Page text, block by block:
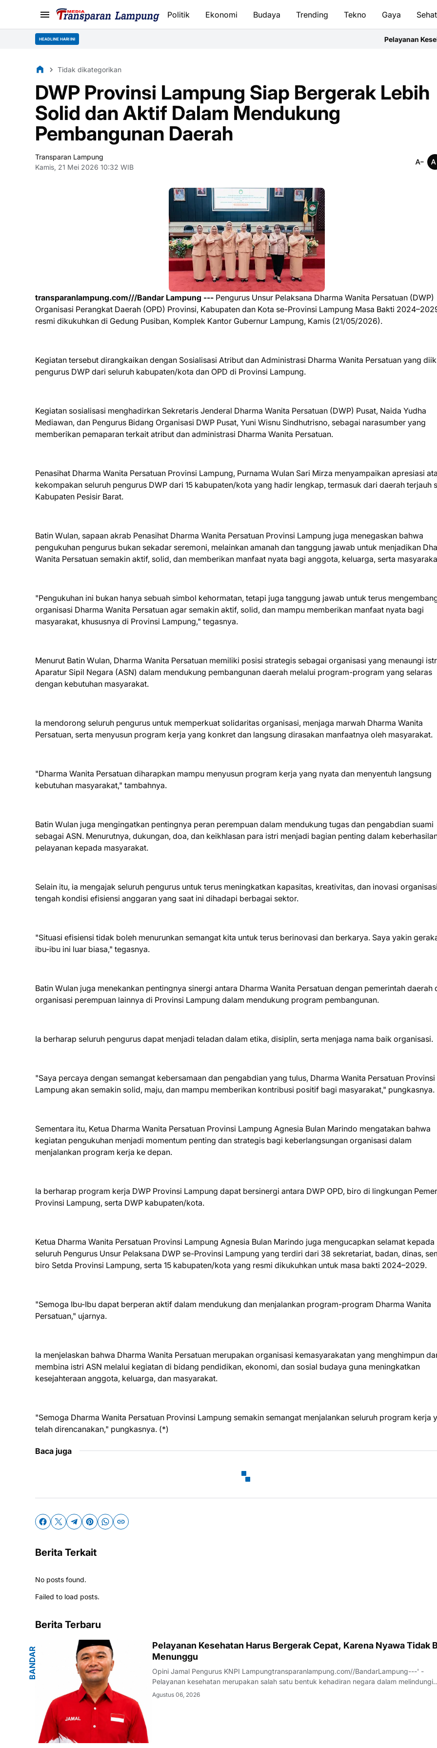
Politik Ekonomi Budaya Trending Tekno Gaya Sehat
HEADLINE HARI INI Pelayanan Kesehatan Harus
Tidak dikategorikan
DWP Provinsi Lampung Siap Bergerak Lebih
Solid dan Aktif Dalam Mendukung
Pembangunan Daerah
Transparan Lampung
Kamis, 21 Mei 2026 10:32 WIB
transparanlampung.com///Bandar Lampung --- Pengurus Unsur Pelaksana Dharma Wanita Persatuan (DWP)
Organisasi Perangkat Daerah (OPD) Provinsi, Kabupaten dan Kota se-Provinsi Lampung Masa Bakti
resmi dikukuhkan di Gedung Pusiban, Komplek Kantor Gubernur Lampung, Kamis (21/05/2026).
Kegiatan tersebut dirangkaikan dengan Sosialisasi Atribut dan Administrasi Dharma Wanita Persatuan yang
pengurus DWP dari seluruh kabupaten/kota dan OPD di Provinsi Lampung.
Kegiatan sosialisasi menghadirkan Sekretaris Jenderal Dharma Wanita Persatuan (DWP) Pusat, Naida Yudha
Mediawan, dan Pengurus Bidang Organisasi DWP Pusat, Yuni Wisnu Sindhutrisno, sebagai narasumber yang
memberikan pemaparan terkait atribut dan administrasi Dharma Wanita Persatuan.
Penasihat Dharma Wanita Persatuan Provinsi Lampung, Purnama Wulan Sari Mirza menyampaikan apresiasi
kekompakan seluruh pengurus DWP dari 15 kabupaten/kota yang hadir lengkap, termasuk dari daerah terjauh
Kabupaten Pesisir Barat.
Batin Wulan, sapaan akrab Penasihat Dharma Wanita Persatuan Provinsi Lampung juga menegaskan bahwa
pengukuhan pengurus bukan sekadar seremoni, melainkan amanah dan tanggung jawab untuk menjadikan
Wanita Persatuan semakin aktif, solid, dan memberikan manfaat nyata bagi anggota, keluarga, serta
"Pengukuhan ini bukan hanya sebuah simbol kehormatan, tetapi juga tanggung jawab untuk terus
organisasi Dharma Wanita Persatuan agar semakin aktif, solid, dan mampu memberikan manfaat nyata bagi
masyarakat, khususnya di Provinsi Lampung," tegasnya.
Menurut Batin Wulan, Dharma Wanita Persatuan memiliki posisi strategis sebagai organisasi yang menaungi
Aparatur Sipil Negara (ASN) dalam mendukung pembangunan daerah melalui program-program yang selaras
dengan kebutuhan masyarakat.
Ia mendorong seluruh pengurus untuk memperkuat solidaritas organisasi, menjaga marwah Dharma Wanita
Persatuan, serta menyusun program kerja yang konkret dan langsung dirasakan manfaatnya oleh masyarakat.
"Dharma Wanita Persatuan diharapkan mampu menyusun program kerja yang nyata dan menyentuh langsung
kebutuhan masyarakat," tambahnya.
Batin Wulan juga mengingatkan pentingnya peran perempuan dalam mendukung tugas dan pengabdian suami
sebagai ASN. Menurutnya, dukungan, doa, dan keikhlasan para istri menjadi bagian penting dalam
pelayanan kepada masyarakat.
Selain itu, ia mengajak seluruh pengurus untuk terus meningkatkan kapasitas, kreativitas, dan inovasi
tengah kondisi efisiensi anggaran yang saat ini dihadapi berbagai sektor.
"Situasi efisiensi tidak boleh menurunkan semangat kita untuk terus berinovasi dan berkarya. Saya yakin
ibu-ibu ini luar biasa," tegasnya.
Batin Wulan juga menekankan pentingnya sinergi antara Dharma Wanita Persatuan dengan pemerintah daerah
organisasi perempuan lainnya di Provinsi Lampung dalam mendukung program pembangunan.
Ia berharap seluruh pengurus dapat menjadi teladan dalam etika, disiplin, serta menjaga nama baik organisasi.
"Saya percaya dengan semangat kebersamaan dan pengabdian yang tulus, Dharma Wanita Persatuan Provinsi
Lampung akan semakin solid, maju, dan mampu memberikan kontribusi positif bagi masyarakat," pungkasnya.
Sementara itu, Ketua Dharma Wanita Persatuan Provinsi Lampung Agnesia Bulan Marindo mengatakan bahwa
kegiatan pengukuhan menjadi momentum penting dan strategis bagi keberlangsungan organisasi dalam
menjalankan program kerja ke depan.
Ia berharap program kerja DWP Provinsi Lampung dapat bersinergi antara DWP OPD, biro di lingkungan
Provinsi Lampung, serta DWP kabupaten/kota.
Ketua Dharma Wanita Persatuan Provinsi Lampung Agnesia Bulan Marindo juga mengucapkan selamat kepada
seluruh Pengurus Unsur Pelaksana DWP se-Provinsi Lampung yang terdiri dari 38 sekretariat, badan, dinas,
biro Setda Provinsi Lampung, serta 15 kabupaten/kota yang resmi dikukuhkan untuk masa bakti 2024–2029.
"Semoga Ibu-Ibu dapat berperan aktif dalam mendukung dan menjalankan program-program Dharma Wanita
Persatuan," ujarnya.
Ia menjelaskan bahwa Dharma Wanita Persatuan merupakan organisasi kemasyarakatan yang menghimpun
membina istri ASN melalui kegiatan di bidang pendidikan, ekonomi, dan sosial budaya guna meningkatkan
kesejahteraan anggota, keluarga, dan masyarakat.
"Semoga Dharma Wanita Persatuan Provinsi Lampung semakin semangat menjalankan seluruh program kerja
telah direncanakan," pungkasnya. (*)
Baca juga
Berita Terkait
No posts found.
Failed to load posts.
Berita Terbaru
B
A
N
D
A
R
L
A
M
P
U
N
Pelayanan Kesehatan Harus Bergerak Cepat, Karena Nyawa Tidak
Menunggu
Opini Jamal Pengurus KNPI Lampungtransparanlampung.com//BandarLampung---' -
Pelayanan kesehatan merupakan salah satu bentuk kehadiran negara dalam melindungi
warganya. Di tengah pesatnya perkembangan teknologi dan meningkatnya ekspektasi
Agustus 06, 2026